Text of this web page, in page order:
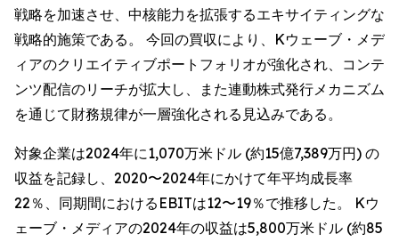
戦略を加速させ、中核能力を拡張するエキサイティングな
戦略的施策である。 今回の買収により、Kウェーブ・メデ
ィアのクリエイティブポートフォリオが強化され、コンテ
ンツ配信のリーチが拡大し、また連動株式発行メカニズム
を通じて財務規律が一層強化される見込みである。
対象企業は2024年に1,070万米ドル (約15億7,389万円) の
収益を記録し、2020〜2024年にかけて年平均成長率
22％、同期間におけるEBITは12〜19％で推移した。 Kウ
ェーブ・メディアの2024年の収益は5,800万米ドル (約85